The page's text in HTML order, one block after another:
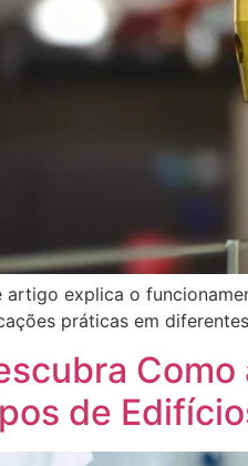
artigo explica o
práticas em
de